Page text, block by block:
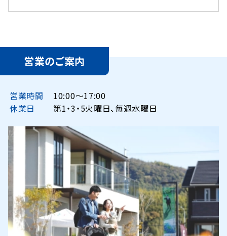
営業のご案内
営業時間
10:00〜17:00
休業日
第1・3・5火曜日、毎週水曜日